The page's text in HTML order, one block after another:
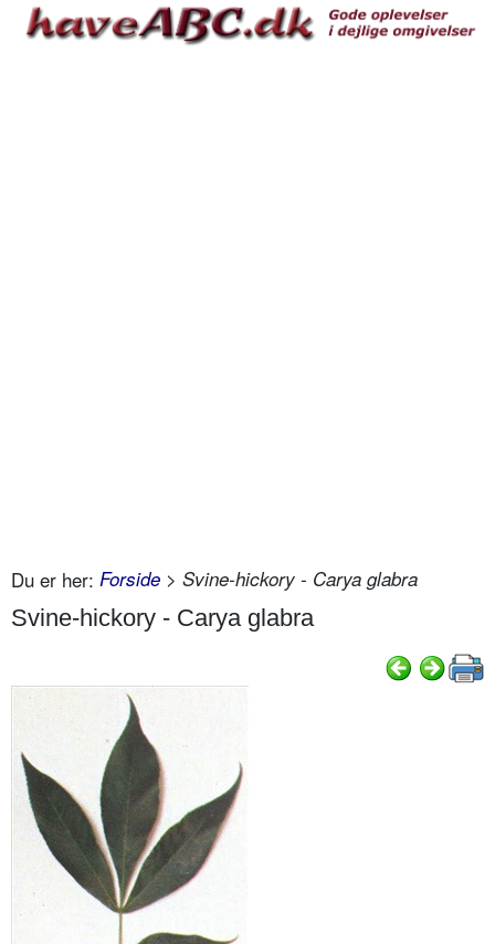
Du er her: Forside > Svine-hickory - Carya glabra
Svine-hickory - Carya glabra